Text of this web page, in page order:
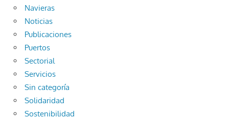
Navieras
Noticias
Publicaciones
Puertos
Sectorial
Servicios
Sin categoría
Solidaridad
Sostenibilidad